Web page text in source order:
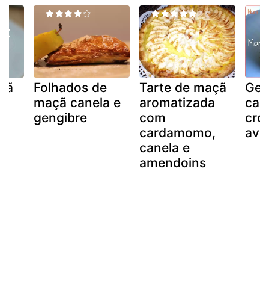
Folhados de
maçã canela e
gengibre
Tarte de maçã
aromatizada
com
cardamomo,
canela e
amendoins